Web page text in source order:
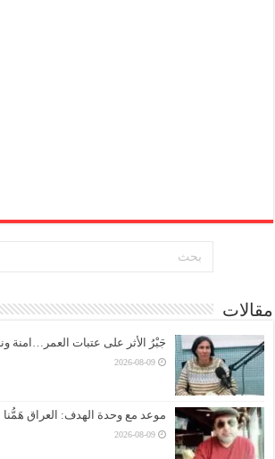
مقالات
جَبْرُ الأثر على عتبات العمر…امنة
2026-08-09
موعد مع وحدة الهدف: العراق
2026-08-09